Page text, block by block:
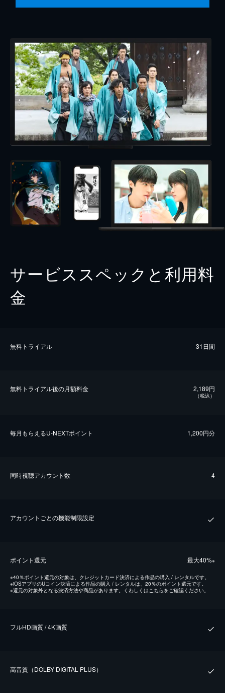
サービススペックと利用料
金
無料トライアル 31日間
無料トライアル後の⽉額料金 2,189円
（税込）
毎⽉もらえるU-NEXTポイント 1,200円分
同時視聴アカウント数 4
アカウントごとの機能制限設定
ポイント還元 最⼤40%※
※40％ポイント還元の対象は、クレジットカード決済による作品の購入 / レンタルです。
※iOSアプリのUコイン決済による作品の購入 / レンタルは、20％のポイント還元です。
※還元の対象外となる決済方法や商品があります。くわしくはこちらをご確認ください。
フルHD画質 / 4K画質
⾼⾳質（DOLBY DIGITAL PLUS）